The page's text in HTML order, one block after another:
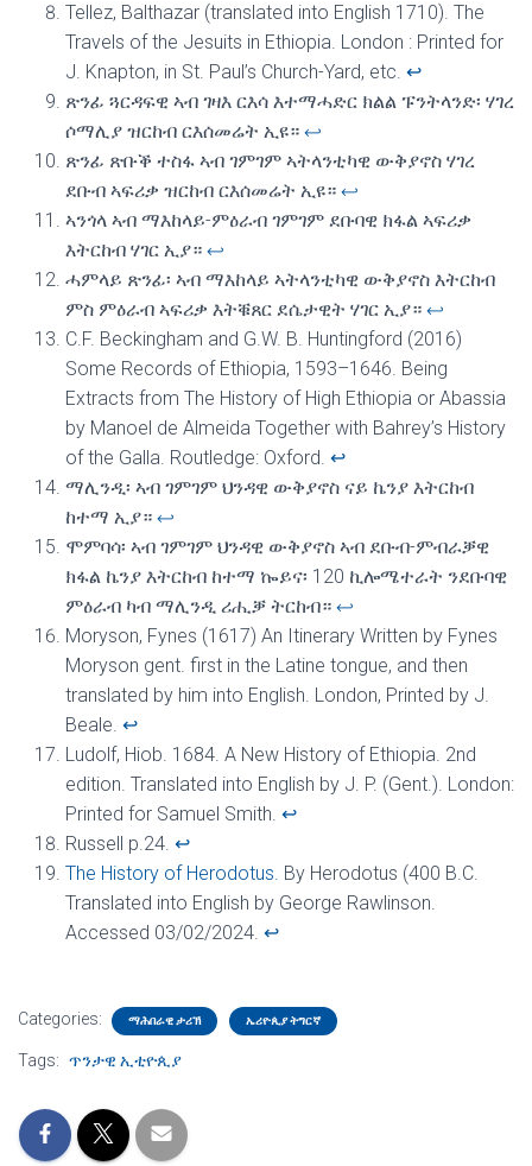
Tellez, Balthazar (translated into English 1710). The
Travels of the Jesuits in Ethiopia. London : Printed for
J. Knapton, in St. Paul’s Church-Yard, etc. ↩︎
ጽንፊ ጓርዳፍዊ ኣብ ገዛእ ርእሳ እተማሓድር ክልል ፑንትላንድ፡ ሃገረ
ሶማሊያ ዝርከብ ርእሰመሬት ኢዩ። ↩︎
ጽንፊ ጽቡቕ ተስፋ ኣብ ገምገም ኣትላንቲካዊ ውቅያኖስ ሃገረ
ደቡብ ኣፍሪቃ ዝርከብ ርእሰመሬት ኢዩ። ↩︎
ኣንጎላ ኣብ ማእከላይ-ምዕራብ ገምገም ደቡባዊ ክፋል ኣፍሪቃ
እትርከብ ሃገር ኢያ። ↩︎
ሓምላይ ጽንፊ፡ ኣብ ማእከላይ ኣትላንቲካዊ ውቅያኖስ እትርከብ
ምስ ምዕራብ ኣፍሪቃ እትቑጸር ደሴታዊት ሃገር ኢያ። ↩︎
C.F. Beckingham and G.W. B. Huntingford (2016)
Some Records of Ethiopia, 1593–1646. Being
Extracts from The History of High Ethiopia or Abassia
by Manoel de Almeida Together with Bahrey’s History
of the Galla. Routledge: Oxford. ↩︎
ማሊንዲ፡ ኣብ ገምገም ህንዳዊ ውቅያኖስ ናይ ኬንያ እትርከብ
ከተማ ኢያ። ↩︎
ሞምባሳ፡ ኣብ ገምገም ህንዳዊ ውቅያኖስ ኣብ ደቡብ-ምብራቓዊ
ክፋል ኬንያ እትርከብ ከተማ ኰይና፡ 120 ኪሎሜተራት ንደቡባዊ
ምዕራብ ካብ ማሊንዲ ሪሒቓ ትርከብ። ↩︎
Moryson, Fynes (1617) An Itinerary Written by Fynes
Moryson gent. first in the Latine tongue, and then
translated by him into English. London, Printed by J.
Beale. ↩︎
Ludolf, Hiob. 1684. A New History of Ethiopia. 2nd
edition. Translated into English by J. P. (Gent.). London:
Printed for Samuel Smith. ↩︎
Russell p.24. ↩︎
The History of Herodotus. By Herodotus (400 B.C.
Translated into English by George Rawlinson.
Accessed 03/02/2024. ↩︎
Categories: ማሕበራዊ ታሪኽ ኤሪዮጲያ ትግርኛ
Tags: ጥንታዊ ኢቲዮጲያ